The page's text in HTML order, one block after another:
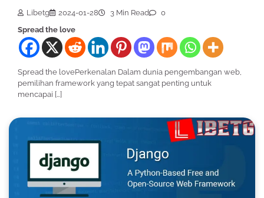
Libetg 2024-01-28 3 Min Read
0
Spread the love
Spread the lovePerkenalan Dalam dunia pengembangan web,
pemilihan framework yang tepat sangat penting untuk
mencapai […]